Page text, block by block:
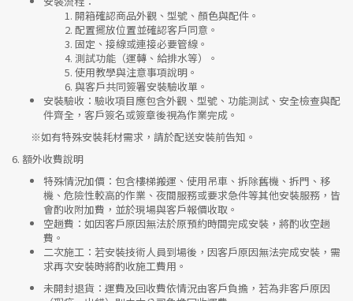
開箱確認商品外觀、型號、顏色與配件。
配置擺放位置並確認客戶同意。
固定、接線或連接必要管線。
測試功能（運轉、給排水等）。
使用教學與注意事項說明。
與客戶共同簽署安裝驗收單。
安裝驗收 ：驗收項目應包含外觀、型號、功能測試、安全檢查與配
件齊全，客戶簽名或簽章後視為作業完成。
※如有特殊安裝耗材需求，請於配送安裝前告知。
6. 額外收費說明
特殊情況加價 ：包含樓梯搬運、使用吊車、拆除舊機、拆門、移
機、危險性較高的作業、夜間服務或要求急件等其他安裝服務，皆
會酌收附加費，並於現場與客戶報價收取。
空趟費 ：如因客戶原因無法於原預約時間完成安裝，將酌收空趟
費。
二次施工 ：若安裝技術人員到場後，因客戶原因無法完成安裝，需
求再次安裝時將酌收施工費用。
未開封退貨 ：運費及回收費依情況由客戶負擔，若為非客戶原因